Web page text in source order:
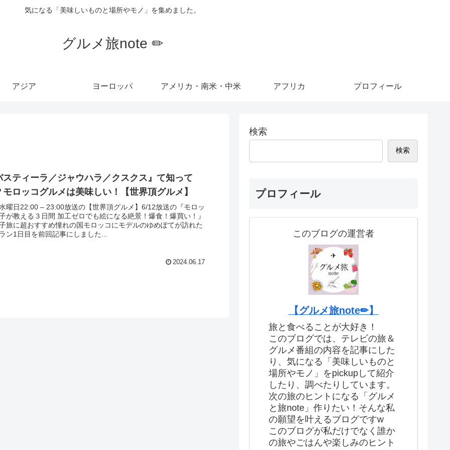
気になる「美味しいものと場所やモノ」を集めました。
グルメ旅note ✏︎
アジア ヨーロッパ アメリカ・南米・中米 アフリカ プロフィール
スティーラ／ジャウハラ／クスクス』て知って
モロッコグルメは美味しい！【世界頂グルメ】
曜日22:00 – 23:00放送の【世界頂グルメ】6/12放送の『モロッ
が教える３日間 加工ゼロでも絵になる絶景！爆食！爆買い！』
旅に超おすすめ憧れの国モロッコにモデルのゆめぽてが訪れた
ン1日目を前回記事にしました...
2024.06.17
検索
検索
プロフィール
このブログの運営者
【グルメ旅note✏︎】
旅と食べることが大好き！
このブログでは、テレビの旅＆
グルメ番組の内容を記事にした
り、気になる「美味しいものと
場所やモノ」をpickupして紹介
したり、調べたりしています。
次の旅のヒントになる「グルメ
と旅note」作りたい！そんな私
の願望を叶えるブログですw
このブログが私だけでなく誰か
の旅やごはんや楽しみのヒント